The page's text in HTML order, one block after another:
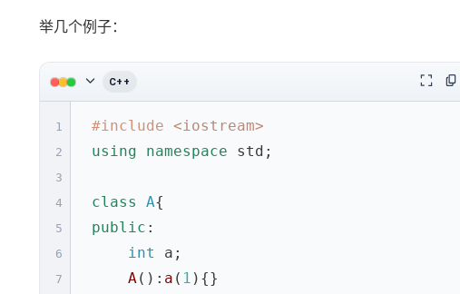
举几个例子：
Collapse code block
C++ Open
1
2
3
4
5
6
7
#include <iostream>
using
namespace std;
class A{
public :
int a;
A(): a ( 1 ){}